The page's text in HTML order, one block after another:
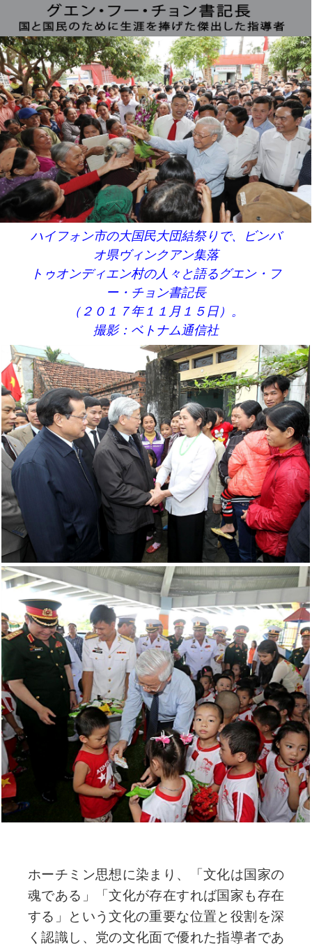
ハイフォン市の大国民大団結祭りで、ビンバ
オ県ヴィンクアン集落
トゥオンディエン村の人々と語るグエン・フ
ー・チョン書記長
（２０１７年１１月１５日）。
撮影：ベトナム通信社
ホーチミン思想に染まり、「文化は国家の
魂である」「文化が存在すれば国家も存在
する」という文化の重要な位置と役割を深
く認識し、党の文化面で優れた指導者であ